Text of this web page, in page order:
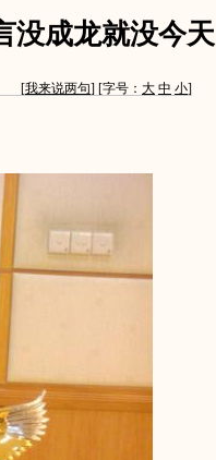
没成龙就没今天
[我来说两句] [字号： 大 中 小]